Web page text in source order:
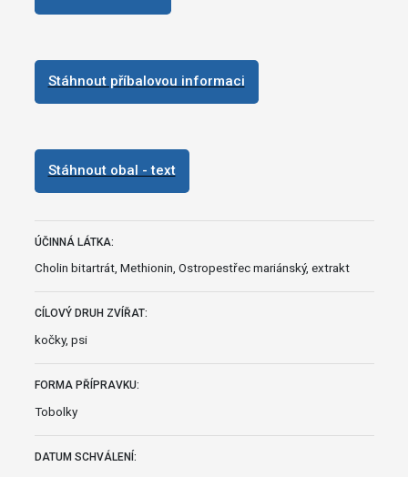
Stáhnout příbalovou informaci
Stáhnout obal - text
ÚČINNÁ LÁTKA:
Cholin bitartrát, Methionin, Ostropestřec mariánský, extrakt
CÍLOVÝ DRUH ZVÍŘAT:
kočky, psi
FORMA PŘÍPRAVKU:
Tobolky
DATUM SCHVÁLENÍ: